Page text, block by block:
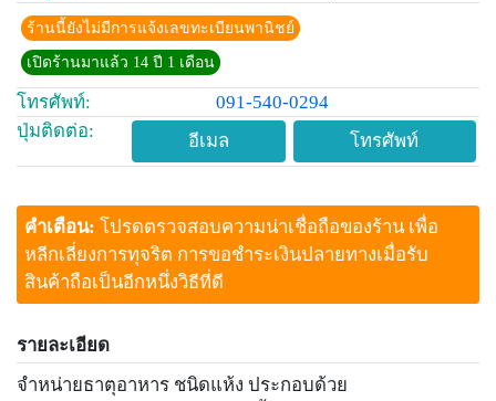
ร้านนี้ยังไม่มีการแจ้งเลขทะเบียนพานิชย์
เปิดร้านมาแล้ว 14 ปี 1 เดือน
โทรศัพท์:
091-540-0294
ปุ่มติดต่อ:
อีเมล โทรศัพท์
คำเตือน: โปรดตรวจสอบความน่าเชื่อถือของร้าน เพื่อ
หลีกเลี่ยงการทุจริต การขอชำระเงินปลายทางเมื่อรับ
สินค้าถือเป็นอีกหนึ่งวิธีที่ดี
รายละเอียด
จำหน่ายธาตุอาหาร ชนิดแห้ง ประกอบด้วย